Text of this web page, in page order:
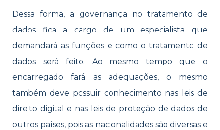
Dessa forma, a governança no tratamento de
dados fica a cargo de um especialista que
demandará as funções e como o tratamento de
dados será feito. Ao mesmo tempo que o
encarregado fará as adequações, o mesmo
também deve possuir conhecimento nas leis de
direito digital e nas leis de proteção de dados de
outros países, pois as nacionalidades são diversas e